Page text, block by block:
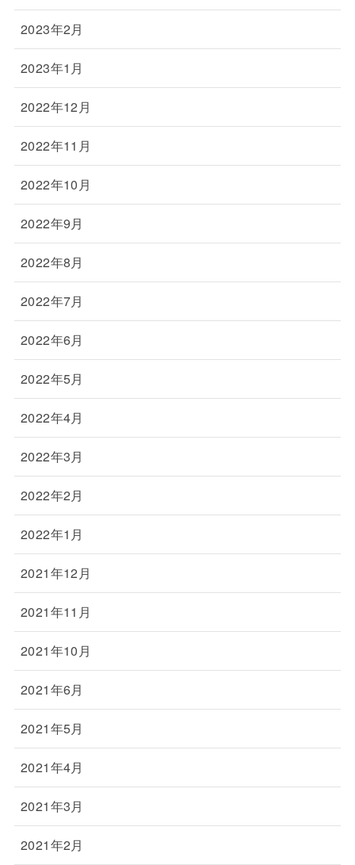
2023年2月
2023年1月
2022年12月
2022年11月
2022年10月
2022年9月
2022年8月
2022年7月
2022年6月
2022年5月
2022年4月
2022年3月
2022年2月
2022年1月
2021年12月
2021年11月
2021年10月
2021年6月
2021年5月
2021年4月
2021年3月
2021年2月